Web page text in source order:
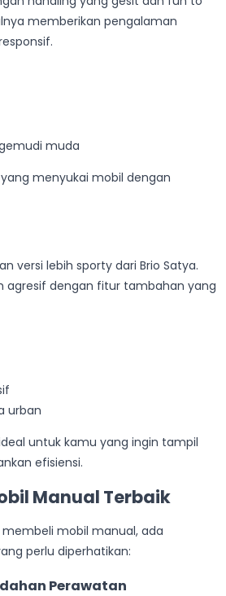
memberikan pengalaman
muda
menyukai mobil dengan
versi lebih sporty dari Brio Satya.
agresif dengan fitur tambahan yang
urban
untuk kamu yang ingin tampil
efisiensi.
Manual Terbaik
mobil manual, ada
perlu diperhatikan:
Perawatan